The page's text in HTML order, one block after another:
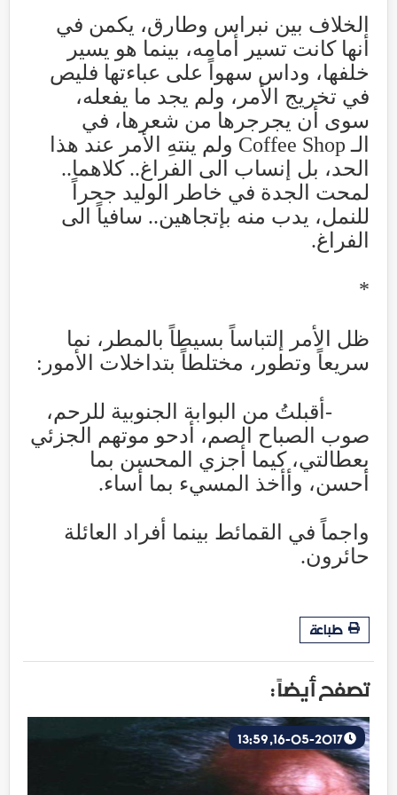
الخلاف بين نبراس وطارق، يكمن في
أنها كانت تسير أمامه، بينما هو يسير
خلفها، وداس سهواً على عباءتها فليص
في تخريج الأمر، ولم يجد ما يفعله،
سوى أن يجرجرها من شعرها، في
الـCoffee Shop ولم ينتهِ الأمر عند هذا
الحد، بل إنساب الى الفراغ.. كلاهما..
لمحت الجدة في خاطر الوليد جحراً
للنمل، يدب منه بإتجاهين.. سافياً الى
الفراغ.
*
ظل الأمر إلتباساً بسيطاً بالمطر، نما
سريعاً وتطور، مختلطاً بتداخلات الأمور :
- أقبلتُ من البوابة الجنوبية للرحم،
صوب الصباح الصم، أدحو موتهم الجزئي
بعطالتي، كيما أجزي المحسن بما
أحسن، وأأخذ المسيء بما أساء.
واجماً في القمائط بينما أفراد العائلة
حائرون.
طباعة
تصفح أيضاً :